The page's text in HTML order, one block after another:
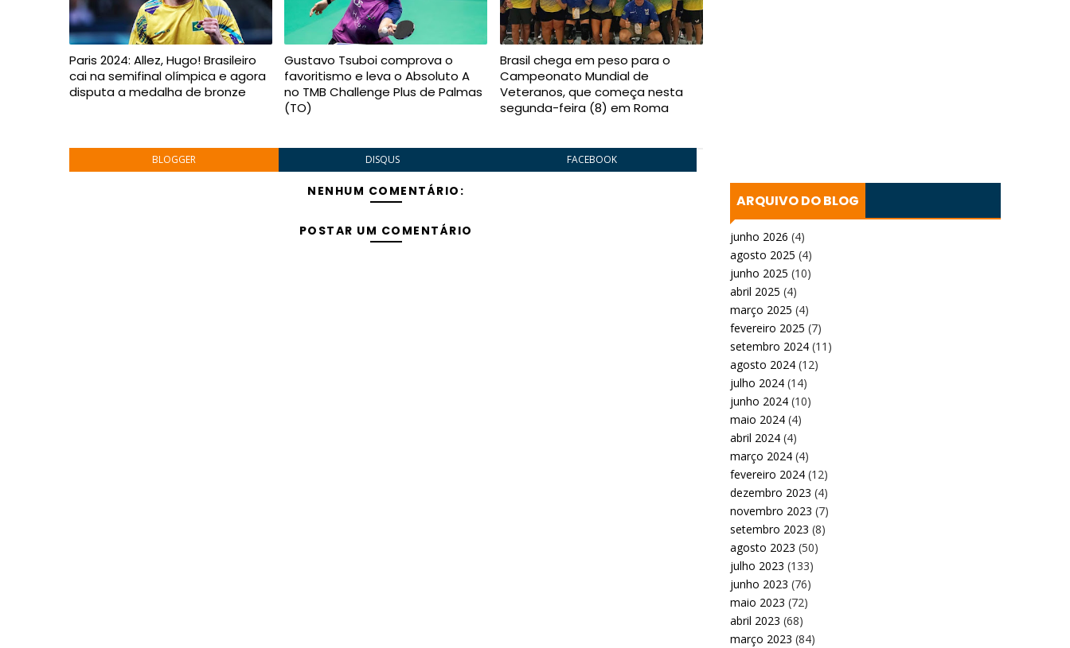
Paris 2024: Allez, Hugo! Brasileiro
cai na semifinal olímpica e agora
disputa a medalha de bronze
Gustavo Tsuboi comprova o
favoritismo e leva o Absoluto A
no TMB Challenge Plus de Palmas
(TO)
Brasil chega em peso para o
Campeonato Mundial de
Veteranos, que começa nesta
segunda-feira (8) em Roma
BLOGGER DISQUS FACEBOOK
NENHUM COMENTÁRIO:
POSTAR UM COMENTÁRIO
ARQUIVO DO BLOG
junho 2026 (4)
agosto 2025 (4)
junho 2025 (10)
abril 2025 (4)
março 2025 (4)
fevereiro 2025 (7)
setembro 2024 (11)
agosto 2024 (12)
julho 2024 (14)
junho 2024 (10)
maio 2024 (4)
abril 2024 (4)
março 2024 (4)
fevereiro 2024 (12)
dezembro 2023 (4)
novembro 2023 (7)
setembro 2023 (8)
agosto 2023 (50)
julho 2023 (133)
junho 2023 (76)
maio 2023 (72)
abril 2023 (68)
março 2023 (84)